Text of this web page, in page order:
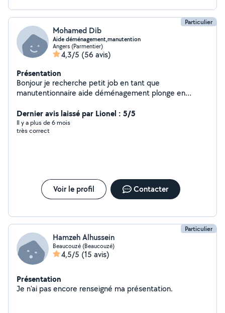
Particulier
Mohamed Dib
Aide déménagement,manutention
Angers (Parmentier)
4,3/5 (56 avis)
Présentation
Bonjour je recherche petit job en tant que
manutentionnaire aide déménagement plonge en
scooter des petits boulots cordialement merci de vos
réponses
Dernier avis laissé par Lionel : 5/5
Il y a plus de 6 mois
très correct
Voir le profil Contacter
Particulier
Hamzeh Alhussein
Beaucouzé (Beaucouzé)
4,5/5 (15 avis)
Présentation
Je n'ai pas encore renseigné ma présentation.